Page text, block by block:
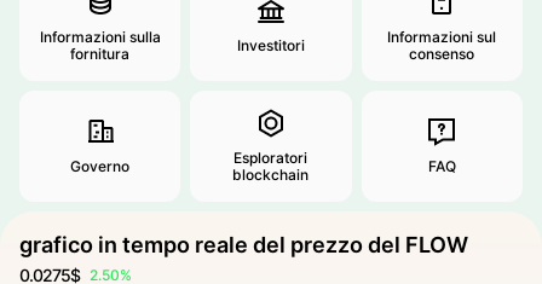
Informazioni sulla
fornitura
Investitori
Informazioni sul
consenso
Governo
Esploratori
blockchain
FAQ
grafico in tempo reale del prezzo del FLOW
0.0275$ 2.50%